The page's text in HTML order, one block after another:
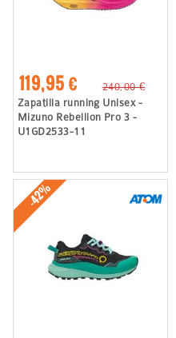
119,95 €
240,00 €
Zapatilla running Unisex -
Mizuno Rebellion Pro 3 -
U1GD2533-11
-42%